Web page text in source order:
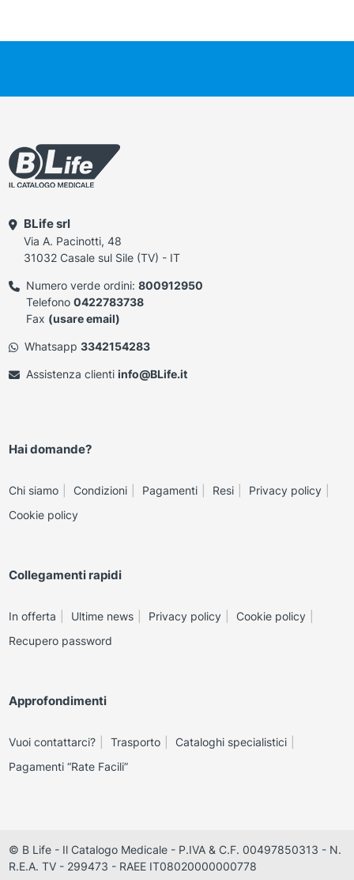
BLife srl
Via A. Pacinotti, 48
31032 Casale sul Sile (TV) - IT
Numero verde ordini: 800912950
Telefono 0422783738
Fax (usare email)
Whatsapp 3342154283
Assistenza clienti info@BLife.it
Hai domande?
Chi siamo Condizioni Pagamenti Resi
Privacy policy
Cookie policy
Collegamenti rapidi
In offerta Ultime news Privacy policy
Cookie policy
Recupero password
Approfondimenti
Vuoi contattarci? Trasporto
Cataloghi specialistici
Pagamenti “Rate Facili”
© B Life - Il Catalogo Medicale - P.IVA & C.F. 00497850313 - N.
R.E.A. TV - 299473 - RAEE IT08020000000778